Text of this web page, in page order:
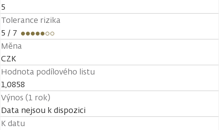
5
Tolerance rizika
5 / 7
Měna
CZK
Hodnota podílového listu
1,0858
Výnos (1 rok)
Data nejsou k dispozici
K datu